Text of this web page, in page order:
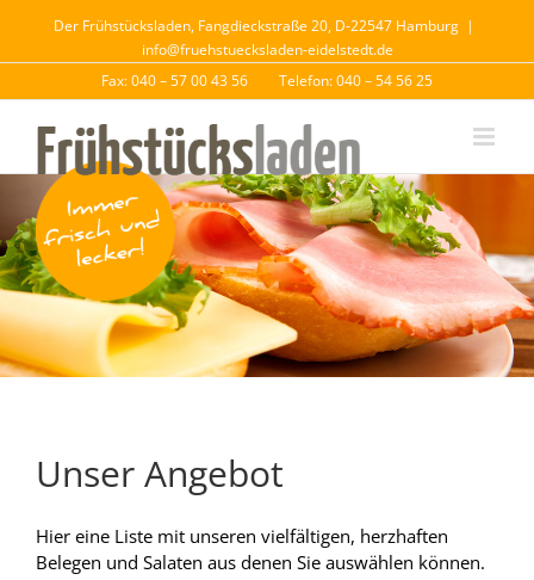
Der Frühstücksladen, Fangdieckstraße 20, D-22547 Hamburg |
info@fruehstuecksladen-eidelstedt.de
Fax: 040 – 57 00 43 56
Telefon: 040 – 54 56 25
Unser Angebot
Hier eine Liste mit unseren vielfältigen, herzhaften
Belegen und Salaten aus denen Sie auswählen können.